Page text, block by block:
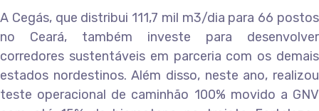
A Cegás, que distribui 111,7 mil m3/dia para 66 postos
no Ceará, também investe para desenvolver
corredores sustentáveis em parceria com os demais
estados nordestinos. Além disso, neste ano, realizou
teste operacional de caminhão 100% movido a GNV